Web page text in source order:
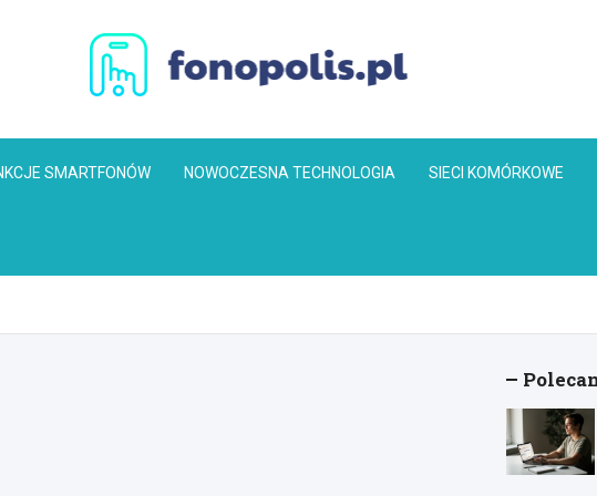
Fonopolis.pl
SMARTFONÓW NOWOCZESNA TECHNOLOGIA SIECI KOMÓRKOWE